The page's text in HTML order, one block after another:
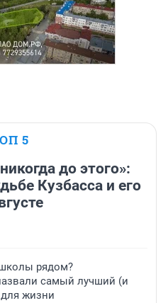
5
до этого»:
Кузбасса и его
рядом?
самый лучший (и
жизни